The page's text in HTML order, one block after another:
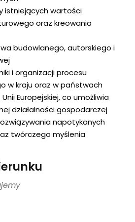
istniejących wartości
oraz kreowania
budowlanego, autorskiego i
i organizacji procesu
w kraju oraz w państwach
Europejskiej, co umożliwia
działalności gospodarczej
napotykanych
twórczego myślenia